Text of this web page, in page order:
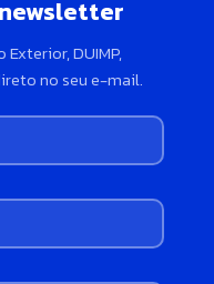
DUIMP,
no seu e-mail.